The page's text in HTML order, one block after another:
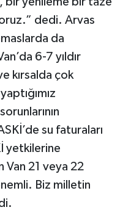
dedi. Arvas
da
6-7 yıldır
kırsalda çok
su faturaları
yetkilerine
Van 21 veya 22
Biz milletin